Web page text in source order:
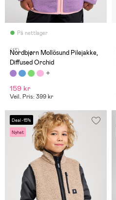
På nettlager
(13)
Nordbjørn Mollösund Pilejakke,
Diffused Orchid
159 kr
Veil. Pris: 399 kr
Deal -15%
Nyhet